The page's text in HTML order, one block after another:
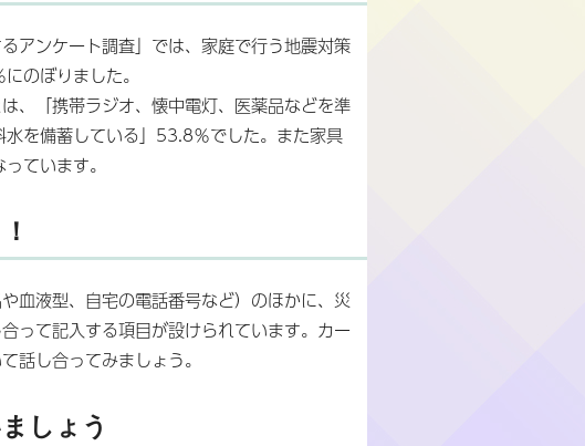
アンケート調査」では、家庭で行う地震対策
のぼりました。
、「携帯ラジオ、懐中電灯、医薬品などを準
を備蓄している」53.8％でした。また家具
ています。
血液型、自宅の電話番号など）のほかに、災
って記入する項目が設けられています。カー
話し合ってみましょう。
しょう